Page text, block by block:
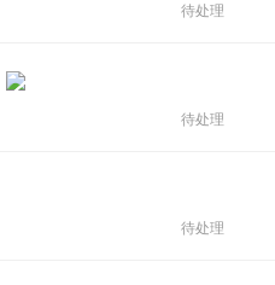
待处理
待处理
待处理